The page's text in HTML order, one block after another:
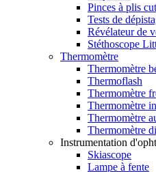
Pinces à plis
Tests de
Révélateur de
Stéthoscope
Thermomètre
Thermomètre
Thermoflash
Thermomètre
Thermomètre
Thermomètre
Thermomètre
Instrumentation
Skiascope
Lampe à fente